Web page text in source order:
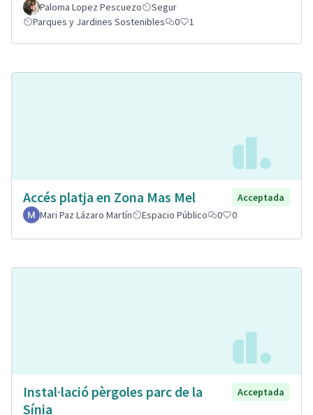
Paloma Lopez Pescuezo
Segur
Parques y Jardines Sostenibles
0 1
Accés platja en Zona Mas Mel
Acceptada
Mari Paz Lázaro Martín
Espacio Público 0 0
Instal·lació pèrgoles parc de la
Sínia
Acceptada